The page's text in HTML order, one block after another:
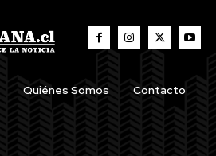
Quiénes Somos Contacto